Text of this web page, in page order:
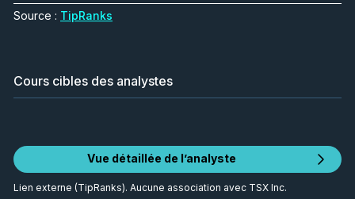
Source : TipRanks
Cours cibles des analystes
Vue détaillée de l’analyste
Lien externe (TipRanks). Aucune association avec TSX Inc.